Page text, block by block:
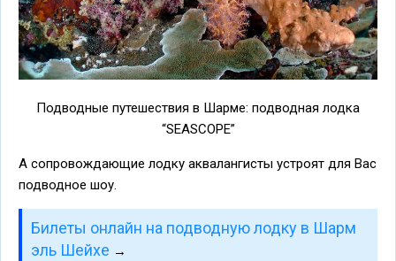
Подводные путешествия в Шарме: подводная лодка
“SEASCOPE”
А сопровождающие лодку аквалангисты устроят для Вас
подводное шоу.
Билеты онлайн на подводную лодку в Шарм
эль Шейхе →